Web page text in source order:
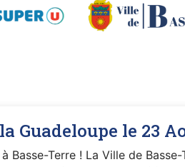
Guadeloupe le 23
Basse-Terre ! La Ville de